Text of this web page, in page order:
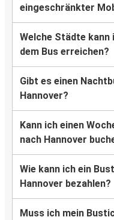
eingeschränkter
Welche Städte kann
dem Bus erreichen?
Gibt es einen
Hannover?
Kann ich einen
nach Hannover
Wie kann ich ein
Hannover bezahlen?
Muss ich mein